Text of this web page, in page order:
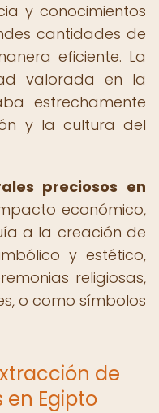
y conocimientos
cantidades de
eficiente. La
valorada en la
estrechamente
y la cultura del
preciosos en
económico,
a la creación de
y estético,
religiosas,
o como símbolos
de
Egipto